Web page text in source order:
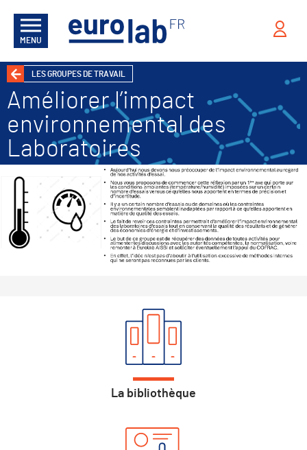
MENU
LES GROUPES DE TRAVAIL
Améliorer l’impact
environnemental des
Laboratoires
La bibliothèque